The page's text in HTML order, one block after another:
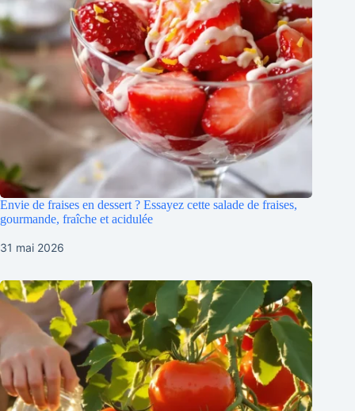
Envie de fraises en dessert ? Essayez cette salade de fraises,
gourmande, fraîche et acidulée
31 mai 2026